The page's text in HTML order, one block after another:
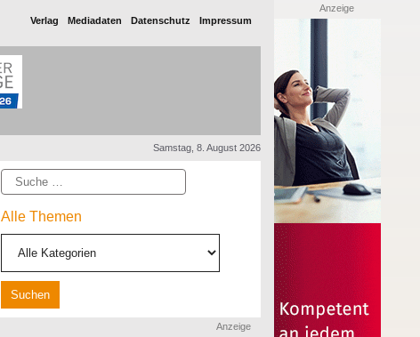
Verlag Mediadaten Datenschutz Impressum
Samstag, 8. August 2026
Suche
Alle Themen
Anzeige
Anzeige